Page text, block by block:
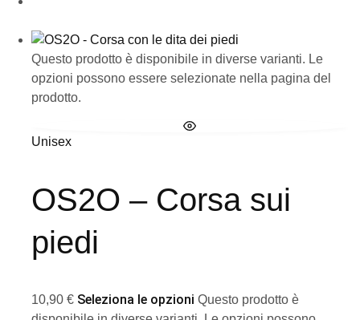
Questo prodotto è disponibile in diverse varianti. Le
opzioni possono essere selezionate nella pagina del
prodotto.
Unisex
OS2O – Corsa sui
piedi
10,90 € Seleziona le opzioni Questo prodotto è